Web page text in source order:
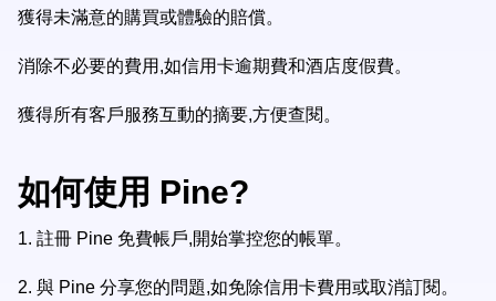
獲得未滿意的購買或體驗的賠償。
消除不必要的費用,如信用卡逾期費和酒店度假費。
獲得所有客戶服務互動的摘要,方便查閱。
如何使用 Pine?
1. 註冊 Pine 免費帳戶,開始掌控您的帳單。
2. 與 Pine 分享您的問題,如免除信用卡費用或取消訂閱。